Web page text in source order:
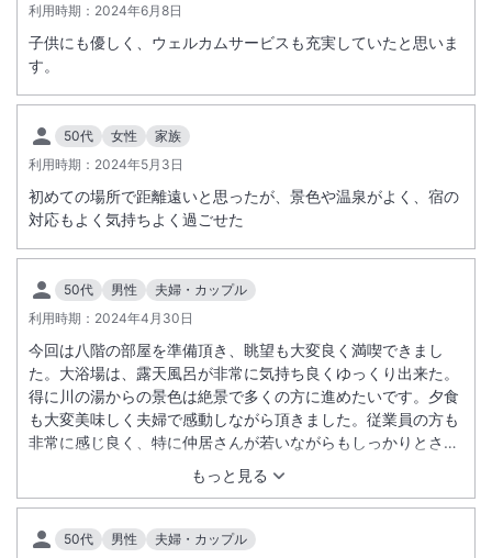
利用時期： 2024年6月8日
子供にも優しく、ウェルカムサービスも充実していたと思いま
す。
50代 女性
家族
利用時期： 2024年5月3日
初めての場所で距離遠いと思ったが、景色や温泉がよく、宿の
対応もよく気持ちよく過ごせた
50代 男性
夫婦・カップル
利用時期： 2024年4月30日
もっと見る
今回は八階の部屋を準備頂き、眺望も大変良く満喫できまし
た。大浴場は、露天風呂が非常に気持ち良くゆっくり出来た。
得に川の湯からの景色は絶景で多くの方に進めたいです。夕食
も大変美味しく夫婦で感動しながら頂きました。従業員の方も
非常に感じ良く、特に仲居さんが若いながらもしっかりとされ
てたのが好印象です。また行きたい宿の一つです。
50代 男性
夫婦・カップル